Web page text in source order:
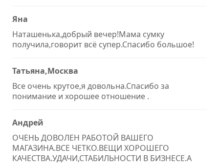
Яна
Наташенька,добрый вечер!Мама сумку
получила,говорит всё супер.Спасибо большое!
Татьяна,Москва
Все очень крутое,я довольна.Спасибо за
понимание и хорошее отношение .
Андрей
ОЧЕНЬ ДОВОЛЕН РАБОТОЙ ВАШЕГО
МАГАЗИНА.ВСЕ ЧЕТКО.ВЕЩИ ХОРОШЕГО
КАЧЕСТВА.УДАЧИ,СТАБИЛЬНОСТИ В БИЗНЕСЕ.А